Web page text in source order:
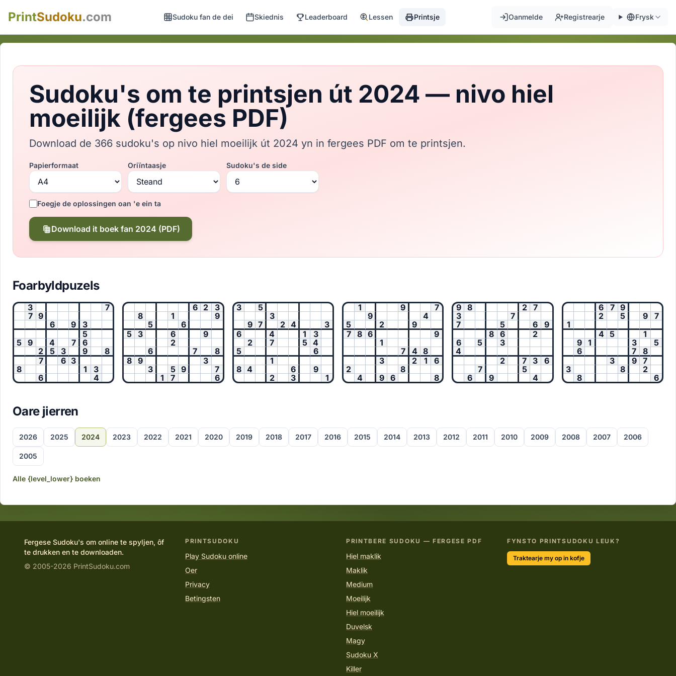
PrintSudoku.com Sudoku fan de dei Skiednis Leaderboard Lessen Printsje Oanmelde Registrearje Frysk
Sudoku's om te printsjen út 2024 — nivo hiel
moeilijk (fergees PDF)
Download de 366 sudoku's op nivo hiel moeilijk út 2024 yn in fergees PDF om te printsjen.
Papierformaat Oriïntaasje Sudoku's de side
Foegje de oplossingen oan 'e ein ta
Download it boek fan 2024 (PDF)
Foarbyldpuzels
3
7
7 9
6
9
3
5
5
9 4 7
6
2
5 3 9
8
7
6 3
8
1
3
6
4
6 2
3
8
1
9
5
6
5
3 6
9
2
6
7
8
8
9
3
3
5 9
7
1
7 6
3
5
3
9 7 2 4
3
6
4 1
3
2
7 5 4
5
6
1
8 4 6
9
2
3 1
1 9
7
9
4
5
2
9
7
8 6
9
1
7
4 8
3
2 1
6
2
8
4
9 6 8
9 8 2
7
3
7
7
5 6
9
8 6
2
6
5
3
4
2
7 3
6
7
5
6
9 4
6 7 9
2
5 9
7
1
4 5
1
9
1 3
5
6
7
8
3
9
7
3
8
2
8
6
Oare jierren
2026 2025 2024 2023 2022 2021 2020 2019 2018 2017 2016 2015 2014 2013 2012 2011 2010 2009 2008 2007 2006
2005
Alle {level_lower} boeken
Fergese Sudoku's om online te spyljen, ôf
te drukken en te downloaden.
© 2005-2026 PrintSudoku.com
PRINTSUDOKU
Play Sudoku online
Oer
Privacy
Betingsten
PRINTBERE SUDOKU — FERGESE PDF
Hiel maklik
Maklik
Medium
Moeilijk
Hiel moeilijk
Duvelsk
Magy
Sudoku X
Killer
FYNSTO PRINTSUDOKU LEUK?
Traktearje my op in kofje